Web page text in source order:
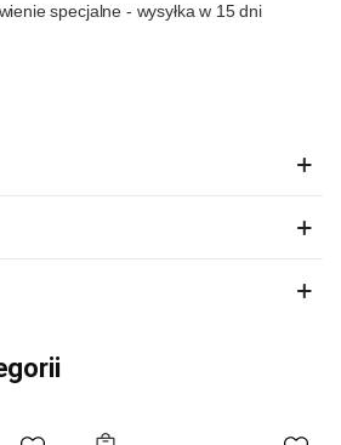
specjalne - wysyłka w 15 dni